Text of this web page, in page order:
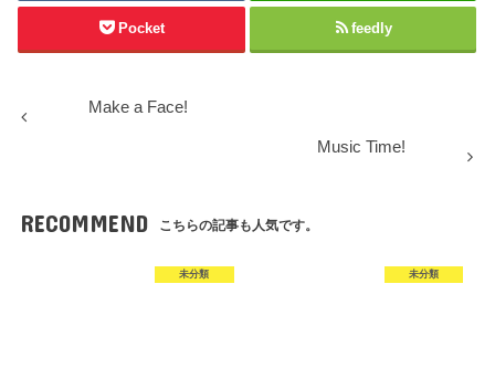
Pocket feedly
Make a Face!
Music Time!
RECOMMEND こちらの記事も人気です。
未分類 未分類